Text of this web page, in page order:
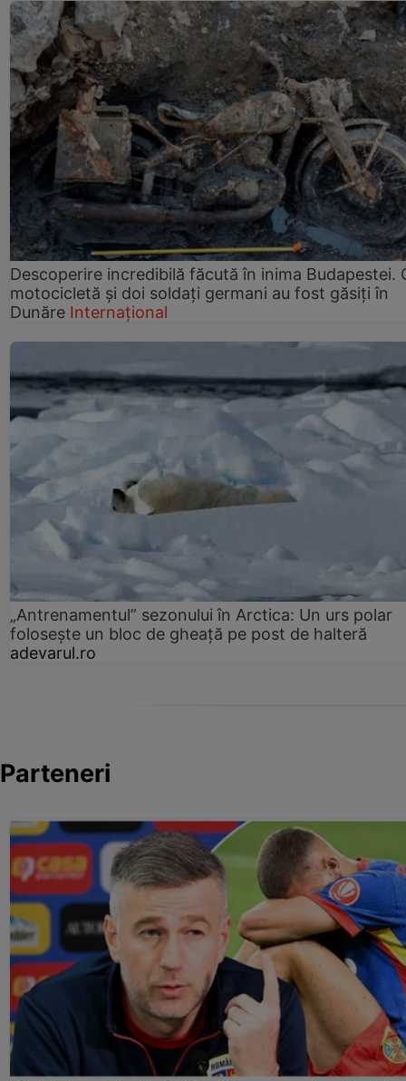
Descoperire incredibilă făcută în inima Budapestei.
motocicletă și doi soldați germani au fost găsiți în
Dunăre Internațional
„Antrenamentul” sezonului în Arctica: Un urs polar
folosește un bloc de gheață pe post de halteră
adevarul.ro
Parteneri